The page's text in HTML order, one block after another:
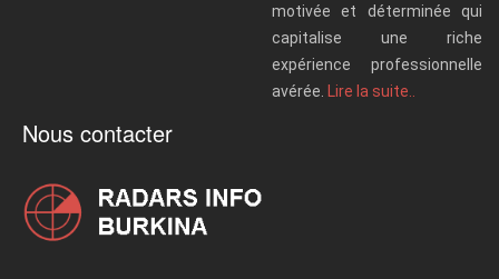
motivée et déterminée qui
capitalise une riche
expérience professionnelle
avérée.
Lire la suite..
Nous contacter